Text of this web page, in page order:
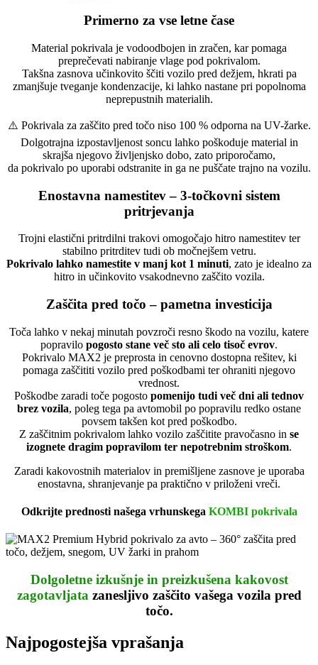
Primerno za vse letne čase
Material pokrivala je vodoodbojen in zračen, kar pomaga
preprečevati nabiranje vlage pod pokrivalom.
Takšna zasnova učinkovito ščiti vozilo pred dežjem, hkrati pa
zmanjšuje tveganje kondenzacije, ki lahko nastane pri popolnoma
neprepustnih materialih.
⚠️ Pokrivala za zaščito pred točo niso 100 % odporna na UV-žarke.
Dolgotrajna izpostavljenost soncu lahko poškoduje material in
skrajša njegovo življenjsko dobo, zato priporočamo,
da pokrivalo po uporabi odstranite in ga ne puščate trajno na vozilu.
Enostavna namestitev – 3-točkovni sistem
pritrjevanja
Trojni elastični pritrdilni trakovi omogočajo hitro namestitev ter
stabilno pritrditev tudi ob močnejšem vetru.
Pokrivalo lahko namestite v manj kot 1 minuti, zato je idealno za
hitro in učinkovito vsakodnevno zaščito vozila.
Zaščita pred točo – pametna investicija
Toča lahko v nekaj minutah povzroči resno škodo na vozilu, katere
popravilo pogosto stane več sto ali celo tisoč evrov.
Pokrivalo MAX2 je preprosta in cenovno dostopna rešitev, ki
pomaga zaščititi vozilo pred poškodbami ter ohraniti njegovo
vrednost.
Poškodbe zaradi toče pogosto pomenijo tudi več dni ali tednov
brez vozila, poleg tega pa avtomobil po popravilu redko ostane
povsem takšen kot pred poškodbo.
Z zaščitnim pokrivalom lahko vozilo zaščitite pravočasno in se
izognete dragim popravilom ter nepotrebnim stroškom.
Zaradi kakovostnih materialov in premišljene zasnove je uporaba
enostavna, shranjevanje pa praktično v priloženi vreči.
Odkrijte prednosti našega vrhunskega KOMBI pokrivala
Dolgoletne izkušnje in preizkušena kakovost
zagotavljata zanesljivo zaščito vašega vozila pred
točo.
Najpogostejša vprašanja